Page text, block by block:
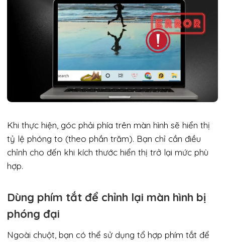
Khi thực hiện, góc phải phía trên màn hình sẽ hiển thị
tỷ lệ phóng to (theo phần trăm). Bạn chỉ cần điều
chỉnh cho đến khi kích thước hiển thị trở lại mức phù
hợp.
Dùng phím tắt để chỉnh lại màn hình bị
phóng đại
Ngoài chuột, bạn có thể sử dụng tổ hợp phím tắt để